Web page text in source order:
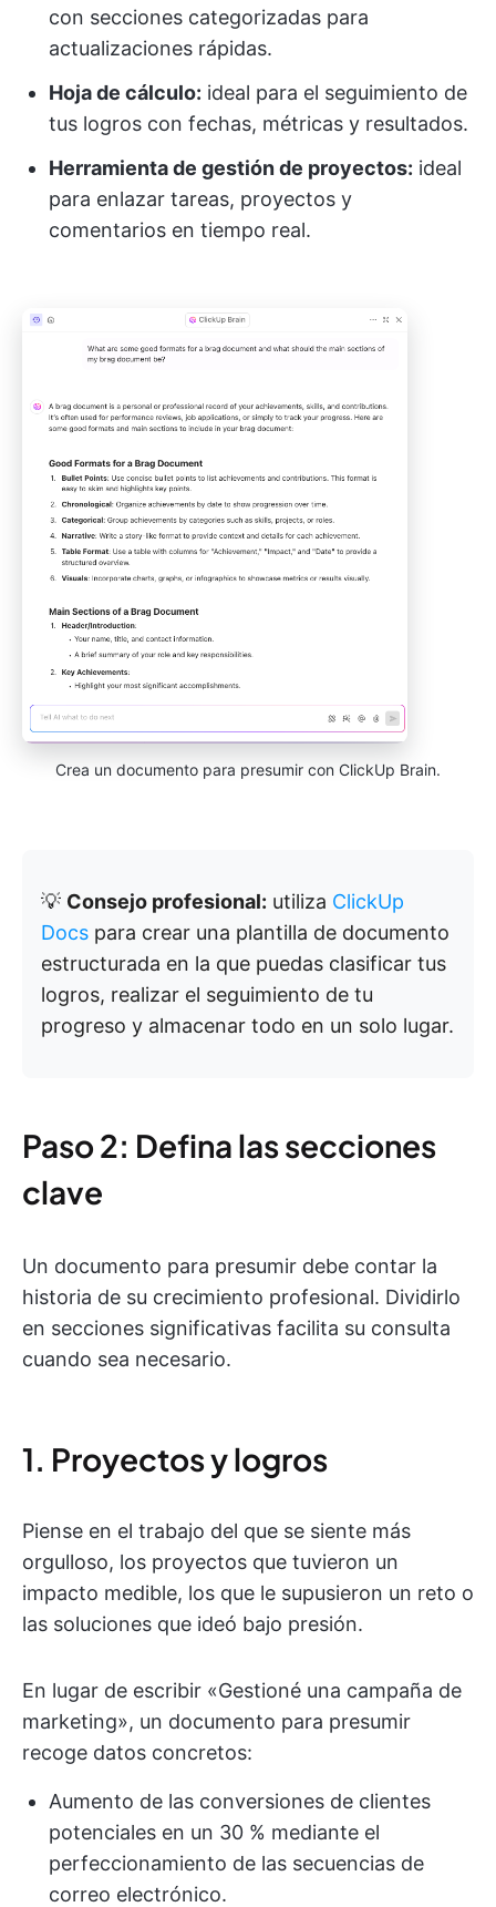
con secciones categorizadas para
actualizaciones rápidas.
Hoja de cálculo: ideal para el seguimiento de
tus logros con fechas, métricas y resultados.
Herramienta de gestión de proyectos: ideal
para enlazar tareas, proyectos y
comentarios en tiempo real.
Crea un documento para presumir con ClickUp Brain.
💡 Consejo profesional: utiliza ClickUp
Docs para crear una plantilla de documento
estructurada en la que puedas clasificar tus
logros, realizar el seguimiento de tu
progreso y almacenar todo en un solo lugar.
Paso 2: Defina las secciones
clave
Un documento para presumir debe contar la
historia de su crecimiento profesional. Dividirlo
en secciones significativas facilita su consulta
cuando sea necesario.
1. Proyectos y logros
Piense en el trabajo del que se siente más
orgulloso, los proyectos que tuvieron un
impacto medible, los que le supusieron un reto o
las soluciones que ideó bajo presión.
En lugar de escribir «Gestioné una campaña de
marketing», un documento para presumir
recoge datos concretos:
Aumento de las conversiones de clientes
potenciales en un 30 % mediante el
perfeccionamiento de las secuencias de
correo electrónico.